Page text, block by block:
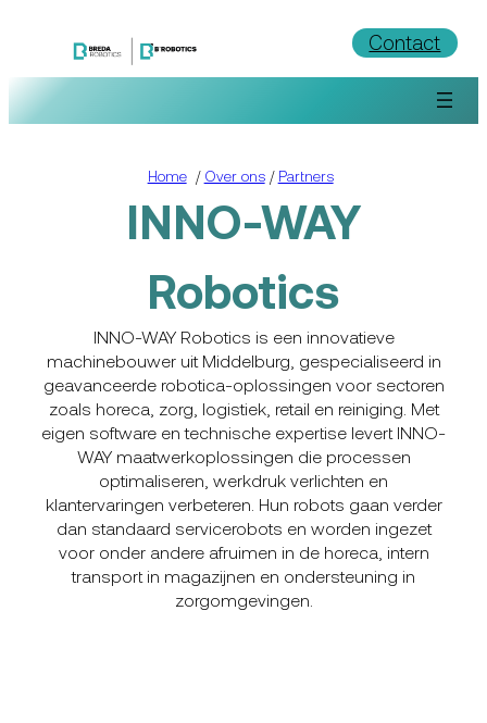
Contact
Home/ Over ons/ Partners
INNO-WAY
Robotics
INNO-WAY Robotics is een innovatieve
machinebouwer uit Middelburg, gespecialiseerd in
geavanceerde robotica-oplossingen voor sectoren
zoals horeca, zorg, logistiek, retail en reiniging. Met
eigen software en technische expertise levert INNO-
WAY maatwerkoplossingen die processen
optimaliseren, werkdruk verlichten en
klantervaringen verbeteren. Hun robots gaan verder
dan standaard servicerobots en worden ingezet
voor onder andere afruimen in de horeca, intern
transport in magazijnen en ondersteuning in
zorgomgevingen.